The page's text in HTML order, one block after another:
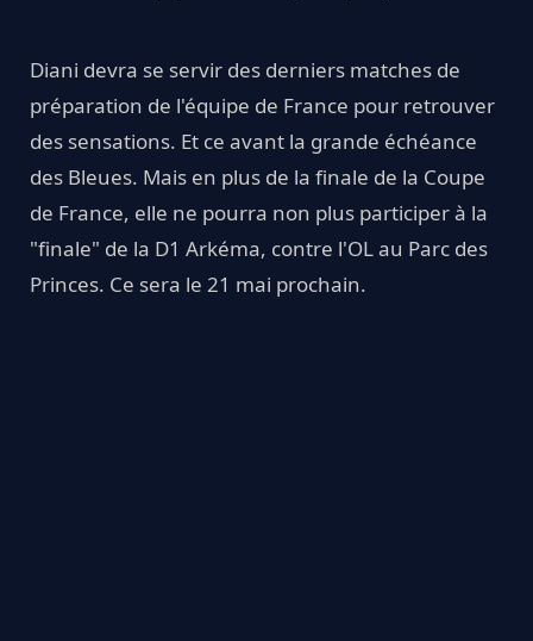
Diani devra se servir des derniers matches de
préparation de l'équipe de France pour retrouver
des sensations. Et ce avant la grande échéance
des Bleues. Mais en plus de la finale de la Coupe
de France, elle ne pourra non plus participer à la
"finale" de la D1 Arkéma, contre l'OL au Parc des
Princes. Ce sera le 21 mai prochain.